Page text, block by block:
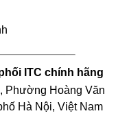
ITC chính hãng
Phường Hoàng Văn
Hà Nội, Việt Nam